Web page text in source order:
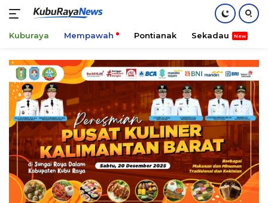
content
Kuburaya Mempawah Pontianak Sekadau